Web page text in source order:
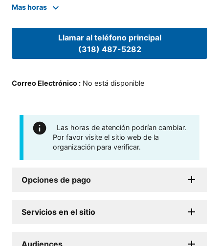
Mas horas
Llamar al teléfono principal
(318) 487-5282
Correo Electrónico : No está disponible
Las horas de atención podrían cambiar.
Por favor visite el sitio web de la
organización para verificar.
Opciones de pago
Servicios en el sitio
Audiences